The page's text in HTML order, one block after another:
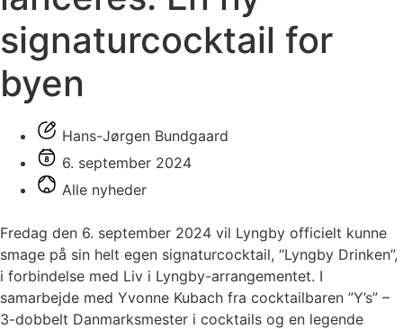
signaturcocktail for
byen
Hans-Jørgen Bundgaard
6. september 2024
Alle nyheder
Fredag den 6. september 2024 vil Lyngby officielt kunne
smage på sin helt egen signaturcocktail, “Lyngby Drinken”,
i forbindelse med Liv i Lyngby-arrangementet. I
samarbejde med Yvonne Kubach fra cocktailbaren ”Y’s” –
3-dobbelt Danmarksmester i cocktails og en legende